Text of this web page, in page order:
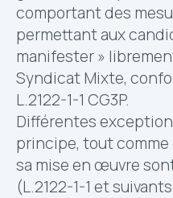
comportant des
permettant aux
manifester »
Syndicat Mixte,
L.2122-1-1 CG3P.
Différentes
principe, tout
sa mise en œuvre
(L.2122-1-1 et